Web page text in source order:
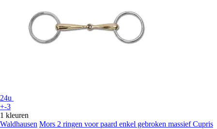
24u
+-3
1 kleuren
Waldhausen Mors 2 ringen voor paard enkel gebroken massief Cupris